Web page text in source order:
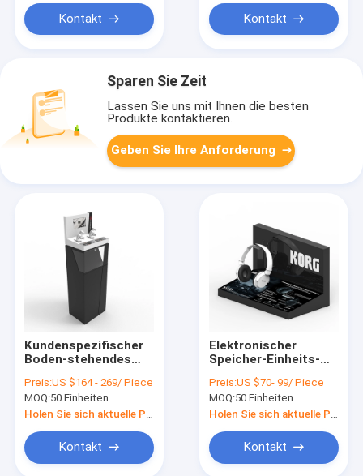
Kontakt Kontakt
Sparen Sie Zeit
Lassen Sie uns mit Ihnen die besten
Produkte kontaktieren.
Geben Sie Ihre Anforderung
Kundenspezifischer
Boden-stehendes
Einkommen für
Einzelhandelsgeschäft-
Verkauf
Preis:US $164 - 269/ Piece
MOQ:50 Einheiten
Kontakt
Elektronischer
Speicher-Einheits-
Ausstellungsstand
Countertop-
Acrylkopfhörer-
Gestell
Preis:US $70- 99/ Piece
MOQ:50 Einheiten
Kontakt